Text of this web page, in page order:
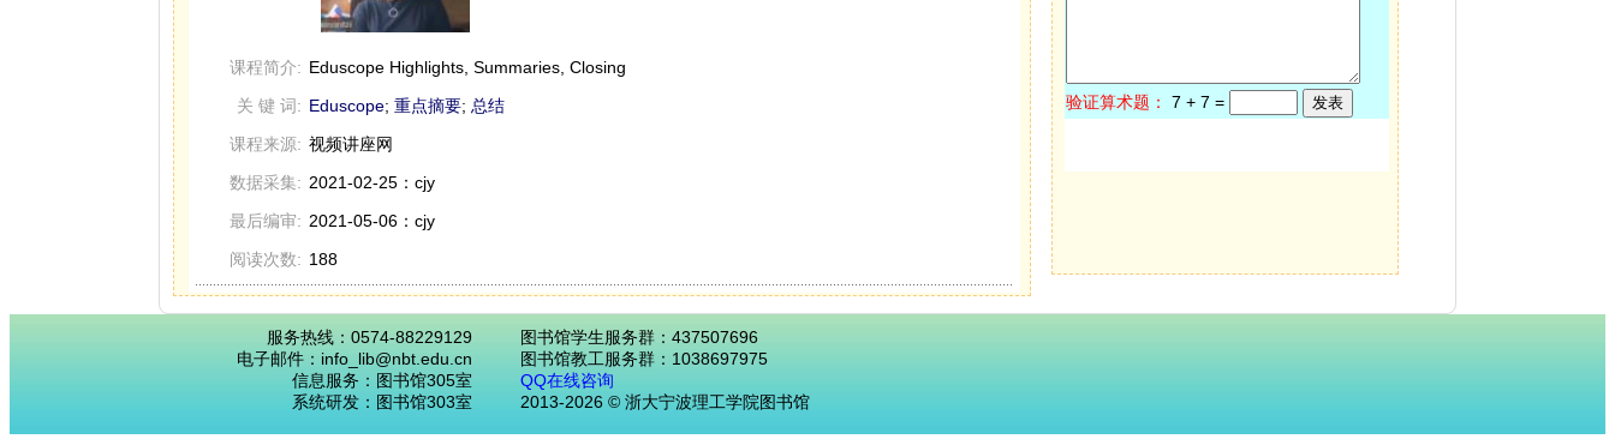
课程简介: Eduscope Highlights, Summaries, Closing
关 键 词: Eduscope; 重点摘要; 总结
课程来源: 视频讲座网
数据采集: 2021-02-25：cjy
最后编审: 2021-05-06：cjy
阅读次数: 188
验证算术题： 7 +7 =
服务热线：0574-88229129
电子邮件：info_lib@nbt.edu.cn
信息服务：图书馆305室
系统研发：图书馆303室
图书馆学生服务群：437507696
图书馆教工服务群：1038697975
QQ在线咨询
2013-2026 © 浙大宁波理工学院图书馆